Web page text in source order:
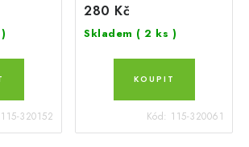
115-320152
280 Kč
Skladem ( 2 ks )
Kód: 115-320061